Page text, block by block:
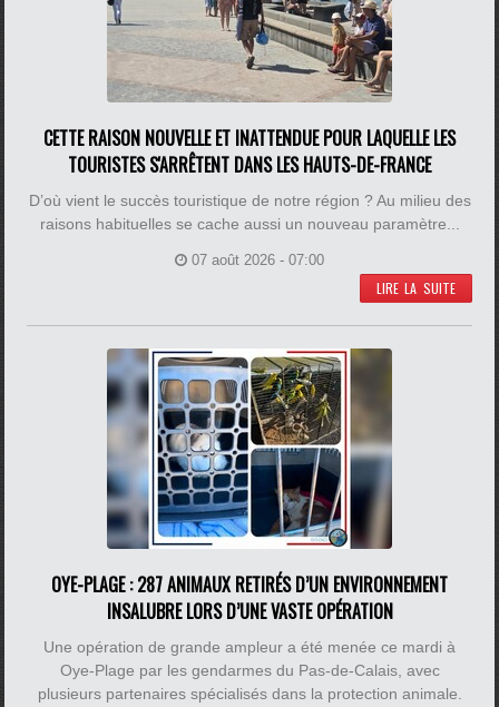
CETTE RAISON NOUVELLE ET INATTENDUE POUR LAQUELLE LES
TOURISTES S'ARRÊTENT DANS LES HAUTS-DE-FRANCE
D’où vient le succès touristique de notre région ? Au milieu des
raisons habituelles se cache aussi un nouveau paramètre...
07 août 2026 - 07:00
LIRE LA SUITE
OYE-PLAGE : 287 ANIMAUX RETIRÉS D’UN ENVIRONNEMENT
INSALUBRE LORS D’UNE VASTE OPÉRATION
Une opération de grande ampleur a été menée ce mardi à
Oye-Plage par les gendarmes du Pas-de-Calais, avec
plusieurs partenaires spécialisés dans la protection animale.